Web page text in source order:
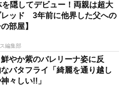
を隠してデビュー！両親は超大
レッド 3年前に他界した父への
部屋】
編集部
やか紫のバレリーナ姿に反
バタフライ「綺麗を通り越し
々しい!!」